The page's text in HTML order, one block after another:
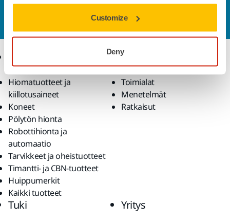
Customize
Deny
Haluatko tietää lisää?Ota yhteyttäja asiantunteva
tiimimme vastaa kaikkiin kysymyksiisi.
Hiomatuotteet ja
kiillotusaineet
Koneet
Pölytön hionta
Robottihionta ja
automaatio
Tarvikkeet ja oheistuotteet
Timantti- ja CBN-tuotteet
Huippumerkit
Kaikki tuotteet
Osaaminen
Toimialat
Menetelmät
Ratkaisut
Tuki Yritys